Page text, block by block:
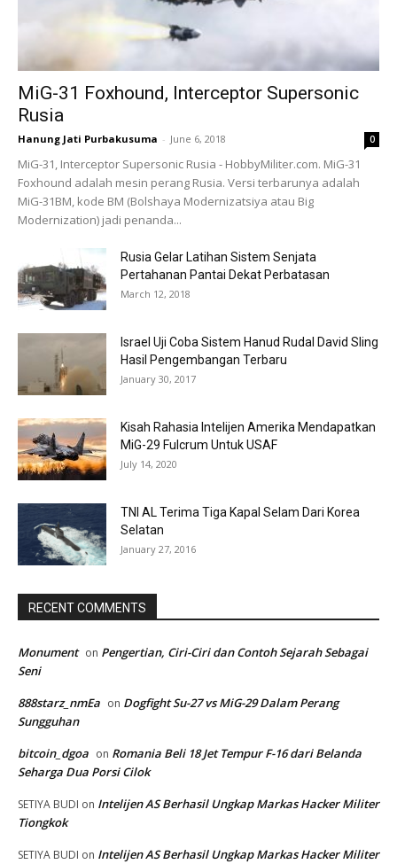
MiG-31 Foxhound, Interceptor Supersonic
Rusia
Hanung Jati Purbakusuma - June 6, 2018 0
MiG-31, Interceptor Supersonic Rusia - HobbyMiliter.com. MiG-31
Foxhound adalah mesin perang Rusia. Versi terbarunya adalah
MiG-31BM, kode BM (Bolshaya Modernizatsiya atau Big
Modernization) jadi penanda...
Rusia Gelar Latihan Sistem Senjata
Pertahanan Pantai Dekat Perbatasan
March 12, 2018
Israel Uji Coba Sistem Hanud Rudal David Sling
Hasil Pengembangan Terbaru
January 30, 2017
Kisah Rahasia Intelijen Amerika Mendapatkan
MiG-29 Fulcrum Untuk USAF
July 14, 2020
TNI AL Terima Tiga Kapal Selam Dari Korea
Selatan
January 27, 2016
RECENT COMMENTS
Monument on Pengertian, Ciri-Ciri dan Contoh Sejarah Sebagai
Seni
888starz_nmEa on Dogfight Su-27 vs MiG-29 Dalam Perang
Sungguhan
bitcoin_dgoa on Romania Beli 18 Jet Tempur F-16 dari Belanda
Seharga Dua Porsi Cilok
SETIYA BUDI on Intelijen AS Berhasil Ungkap Markas Hacker Militer
Tiongkok
SETIYA BUDI on Intelijen AS Berhasil Ungkap Markas Hacker Militer